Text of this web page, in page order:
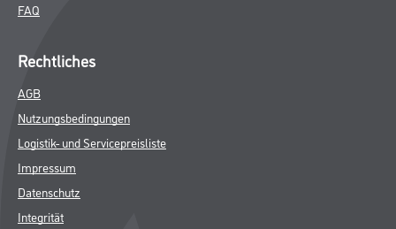
FAQ
Rechtliches
AGB
Nutzungsbedingungen
Logistik- und Servicepreisliste
Impressum
Datenschutz
Integrität